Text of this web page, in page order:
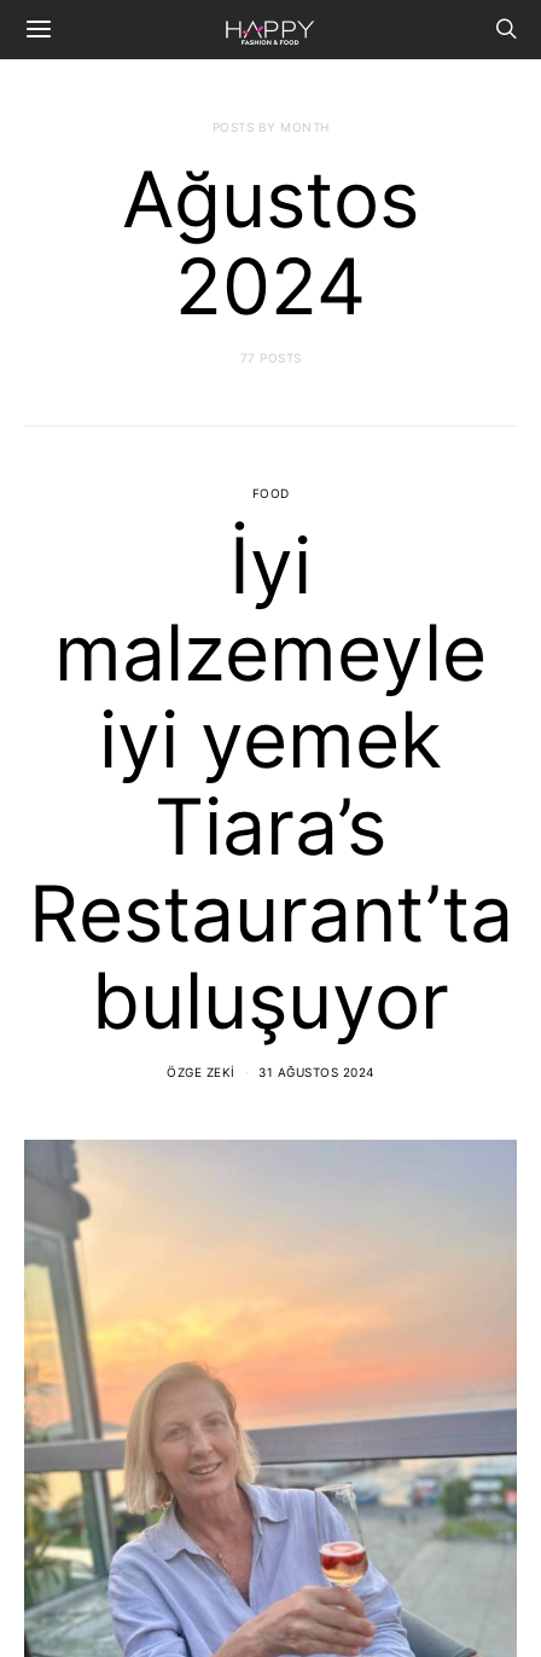
POSTS BY MONTH
Ağustos
2024
77 POSTS
FOOD
İyi
malzemeyle
iyi yemek
Tiara’s
Restaurant’ta
buluşuyor
ÖZGE ZEKI 31 AĞUSTOS 2024